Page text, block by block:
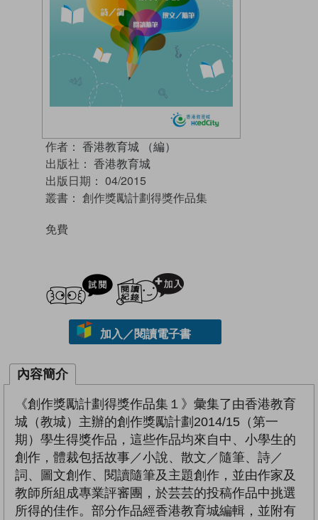
作者： 香港教育城 （編）
出版社： 香港教育城
出版日期： 04/2015
叢書： 創作獎勵計劃得獎作品集
免費
試閲
加入／閱讀電子書
內容簡介
《創作獎勵計劃得獎作品集１》彙集了由香港教育
城（教城）主辦的創作獎勵計劃2014/15（第一
期）學生得獎作品，這些作品均來自中、小學生的
創作，體裁包括故事／小說、散文／隨筆、詩／
詞、圖文創作、閱讀隨筆及主題創作，並由作家及
教師所組成專業評審團，於芸芸的投稿作品中挑選
所得的佳作。部分作品經香港教育城編輯，並附有